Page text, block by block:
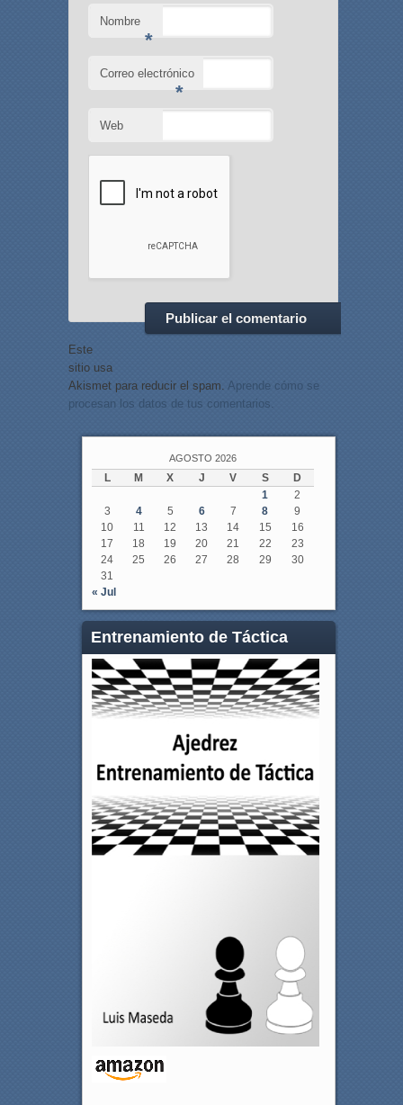
Nombre
*
Correo electrónico
*
Web
Este
sitio usa
Akismet para reducir el spam. Aprende cómo se
procesan los datos de tus comentarios.
AGOSTO 2026
L M X J V S
D
1
2
3
4 5 6 7 8
9
10
11 12 13 14 15
16
17
18 19 20 21 22
23
24
25 26 27 28 29
30
31
« Jul
Entrenamiento de Táctica